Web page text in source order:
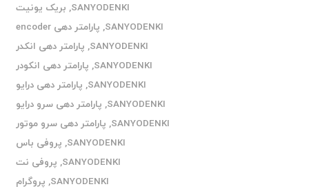
SANYODENKI
, بریک یونیت
SANYODENKI
,
پارامتر دهی encoder
SANYODENKI
, پارامتر دهی انکدر
SANYODENKI
, پارامتر دهی انکودر
SANYODENKI
, پارامتر دهی درایو
SANYODENKI
, پارامتر دهی سرو درایو
SANYODENKI
, پارامتر دهی سرو موتور
SANYODENKI
, پروفی باس
SANYODENKI
, پروفی نت
SANYODENKI
, پروگرام